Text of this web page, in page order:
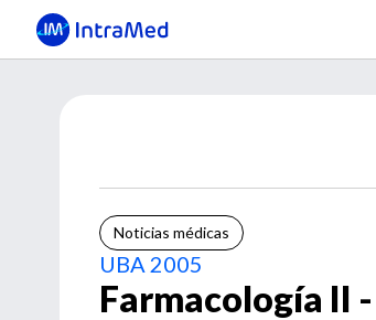
Noticias médicas
UBA 2005
Farmacología II